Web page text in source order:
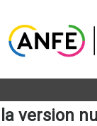
version